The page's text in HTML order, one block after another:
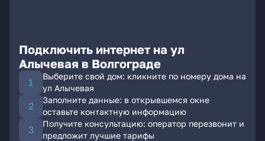
Подключить интернет на ул
Алычевая в Волгограде
Выберите свой дом: кликните по номеру дома на
ул Алычевая
Заполните данные: в открывшемся окне
оставьте контактную информацию
Получите консультацию: оператор перезвонит и
предложит лучшие тарифы